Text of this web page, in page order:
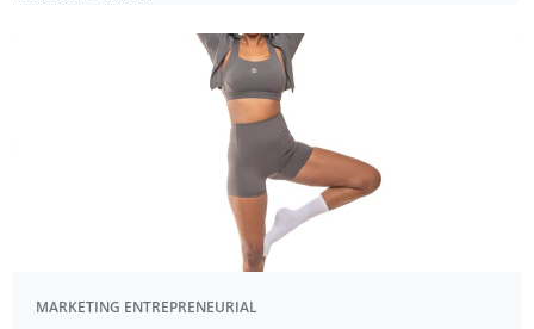
MARKETING ENTREPRENEURIAL